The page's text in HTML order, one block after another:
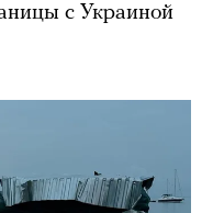
с Украиной